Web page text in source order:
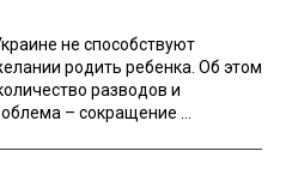
не способствуют
родить ребенка. Об этом
разводов и
– сокращение ...